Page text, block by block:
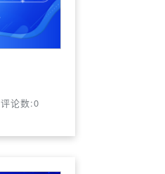
评论数:0